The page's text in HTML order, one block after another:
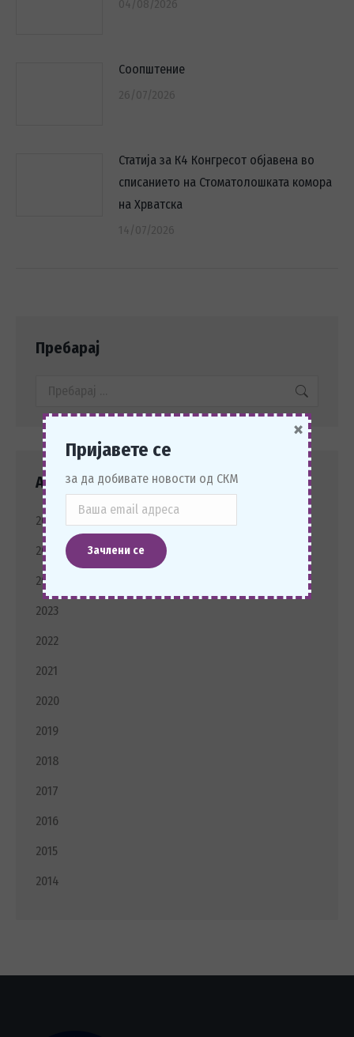
04/08/2026
Соопштение
26/07/2026
Статија за К4 Конгресот објавена во
списанието на Стоматолошката комора
на Хрватска
14/07/2026
Пребарај
Архива Новости
2026
2025
2024
2023
2022
2021
2020
2019
2018
2017
2016
2015
2014
Пријавете се
за да добивате новости од СКМ
×